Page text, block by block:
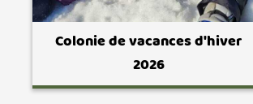
Colonie de vacances d'hiver
2026